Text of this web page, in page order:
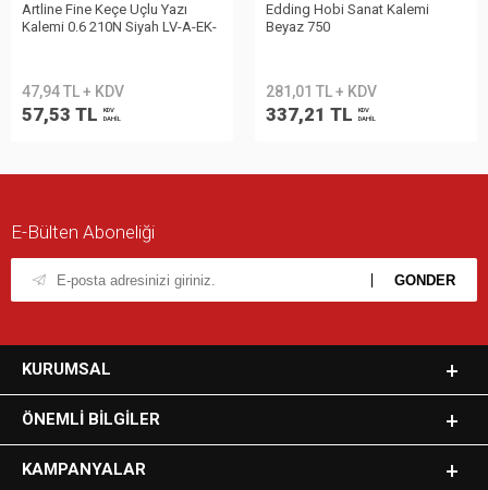
Artline Fine Keçe Uçlu Yazı
Kalemi 0.6 210N Siyah LV-A-EK-
47,94 TL + KDV
57,53 TL
KDV
DAHİL
Edding Hobi Sanat Kalemi
Beyaz 750
281,01 TL + KDV
337,21 TL
KDV
DAHİL
E-Bülten Aboneliği
KURUMSAL
ÖNEMLI BILGILER
KAMPANYALAR